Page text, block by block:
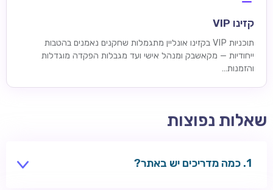
קזינו VIP
תוכניות VIP בקזינו אונליין מתגמלות שחקנים נאמנים בהטבות
ייחודיות — מקאשבק ומנהל אישי ועד מגבלות הפקדה מוגדלות
והזמנות…
שאלות נפוצות
כמה מדריכים יש באתר?